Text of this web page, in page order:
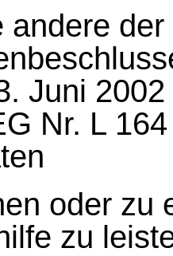
andere
Juni
Nr. L
oder zu
zu